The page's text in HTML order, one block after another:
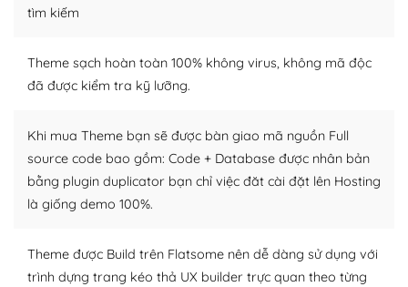
WordPress là nơi lưu trữ cho một diễn đàn cộng đồng
khổng lồ được kiểm duyệt bởi các nhân viên và những
Nếu bạn gặp khó khăn, bạn có thể lên mạng và tìm
kiếm những cộng đồng WordPress, họ sẽ giúp bạn trả
lời, giải đáp vấn đề của bạn.
– Đa dạng plugin và themes
tìm kiếm
Theme sạch hoàn toàn 100% không virus, không mã độc
đã được kiểm tra kỹ lưỡng.
Khi mua Theme bạn sẽ được bàn giao mã nguồn Full
source code bao gồm: Code + Database được nhân bản
bằng plugin duplicator bạn chỉ việc đăt cài đặt lên Hosting
là giống demo 100%.
Theme được Build trên Flatsome nên dễ dàng sử dụng với
trình dựng trang kéo thả UX builder trực quan theo từng